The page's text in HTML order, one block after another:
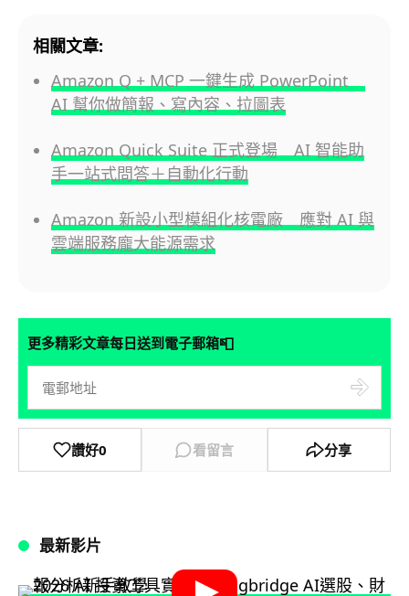
相關文章:
Amazon Q + MCP 一鍵生成 PowerPoint
AI 幫你做簡報、寫內容、拉圖表
Amazon Quick Suite 正式登場 AI 智能助
手一站式問答＋自動化行動
Amazon 新設小型模組化核電廠 應對 AI 與
雲端服務龐大能源需求
更多精彩文章每日送到電子郵箱📮
讚好0 看留言 分享
最新影片